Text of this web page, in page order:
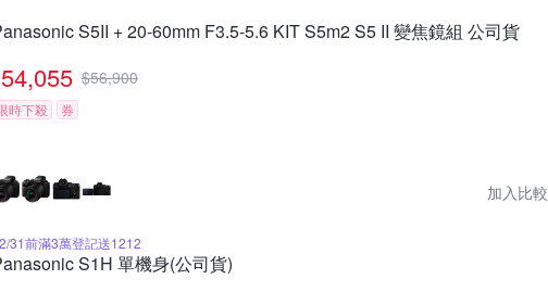
S5II + 20-60mm F3.5-5.6 KIT S5m2 S5 II 變焦鏡組 公司貨
54,055 $56,900
時下殺 券
加入比較
31前滿3萬登記送1212
S1H 單機身(公司貨)